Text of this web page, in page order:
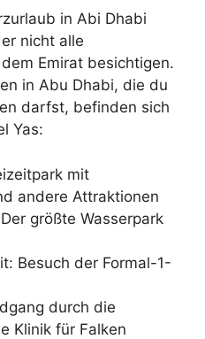
in Abi Dhabi
nicht alle
Emirat besichtigen.
in Abu Dhabi, die du
darfst, befinden sich
Yas:
mit
andere Attraktionen
größte Wasserpark
Besuch der Formal-1-
durch die
Klinik für Falken